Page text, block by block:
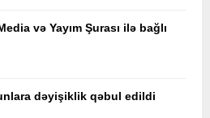
və Yayım Şurası ilə bağlı
dəyişiklik qəbul edildi